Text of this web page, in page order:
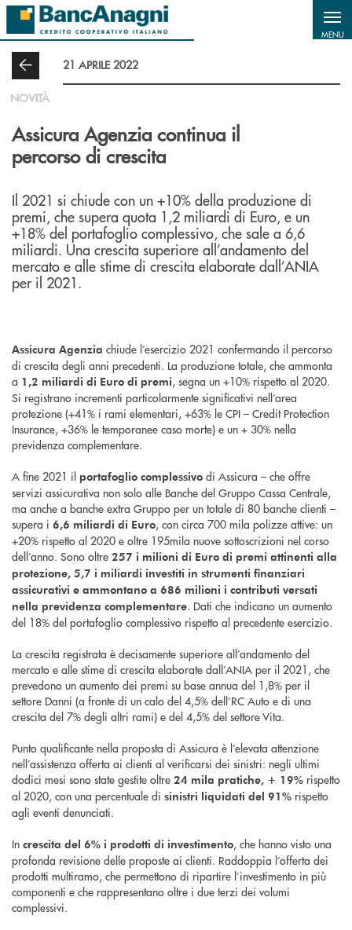
Salta al contenuto principale
MENU
21 APRILE 2022
NOVITÀ
Assicura Agenzia continua il
percorso di crescita
Il 2021 si chiude con un +10% della produzione di
premi, che supera quota 1,2 miliardi di Euro, e un
+18% del portafoglio complessivo, che sale a 6,6
miliardi. Una crescita superiore all’andamento del
mercato e alle stime di crescita elaborate dall’ANIA
per il 2021.
Assicura Agenzia chiude l’esercizio 2021 confermando il percorso
di crescita degli anni precedenti. La produzione totale, che ammonta
a 1,2 miliardi di Euro di premi, segna un +10% rispetto al 2020.
Si registrano incrementi particolarmente significativi nell’area
protezione (+41% i rami elementari, +63% le CPI – Credit Protection
Insurance, +36% le temporanee caso morte) e un + 30% nella
previdenza complementare.
A fine 2021 il portafoglio complessivo di Assicura – che offre
servizi assicurativa non solo alle Banche del Gruppo Cassa Centrale,
ma anche a banche extra Gruppo per un totale di 80 banche clienti –
supera i 6,6 miliardi di Euro, con circa 700 mila polizze attive: un
+20% rispetto al 2020 e oltre 195mila nuove sottoscrizioni nel corso
dell’anno. Sono oltre 257 i milioni di Euro di premi attinenti alla
protezione, 5,7 i miliardi investiti in strumenti finanziari
assicurativi e ammontano a 686 milioni i contributi versati
nella previdenza complementare. Dati che indicano un aumento
del 18% del portafoglio complessivo rispetto al precedente esercizio.
La crescita registrata è decisamente superiore all’andamento del
mercato e alle stime di crescita elaborate dall’ANIA per il 2021, che
prevedono un aumento dei premi su base annua del 1,8% per il
settore Danni (a fronte di un calo del 4,5% dell’RC Auto e di una
crescita del 7% degli altri rami) e del 4,5% del settore Vita.
Punto qualificante nella proposta di Assicura è l’elevata attenzione
nell’assistenza offerta ai clienti al verificarsi dei sinistri: negli ultimi
dodici mesi sono state gestite oltre 24 mila pratiche, + 19% rispetto
al 2020, con una percentuale di sinistri liquidati del 91% rispetto
agli eventi denunciati.
In crescita del 6% i prodotti di investimento, che hanno visto una
profonda revisione delle proposte ai clienti. Raddoppia l’offerta dei
prodotti multiramo, che permettono di ripartire l’investimento in più
componenti e che rappresentano oltre i due terzi dei volumi
complessivi.